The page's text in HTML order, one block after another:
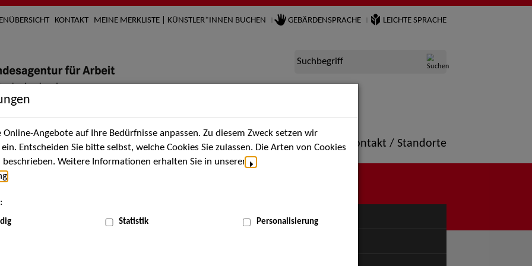
KONTAKT MEINE MERKLISTE | KÜNSTLER*INNEN BUCHEN GEBÄRDENSPRACHE LEICHTE SPRACHE
Suchbegriff
Künstler*innen Über uns Aktuelles Termine Portfolio Kontakt / Standorte
MENÜ
Angebote auf Ihre Bedürfnisse anpassen. Zu diesem Zweck setzen wir
Entscheiden Sie bitte selbst, welche Cookies Sie zulassen. Die Arten von Cookies
Weitere Informationen erhalten Sie in unserer
Statistik Personalisierung